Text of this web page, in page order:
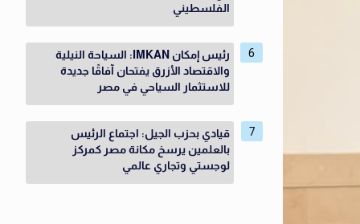
الفلسطيني
رئيس إمكان IMKAN: السياحة النيلية
والاقتصاد الأزرق يفتحان آفاقًا جديدة
للاستثمار السياحي في مصر
قيادي بحزب الجيل: اجتماع الرئيس
بالعلمين يرسخ مكانة مصر كمركز
لوجستي وتجاري عالمي